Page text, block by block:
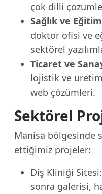
çok dilli
Sağlık ve
doktor ofisi ve
sektörel
Ticaret ve
lojistik ve
web çözümleri.
Sektörel
Manisa bölgesinde
ettiğimiz projeler:
Diş Kliniği
sonra galerisi,